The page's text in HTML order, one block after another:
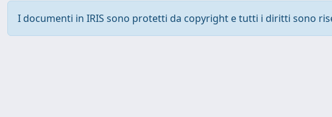
I documenti in IRIS sono protetti da copyright e tutti i diritti sono